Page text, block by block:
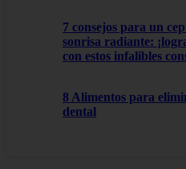
7 consejos para un
sonrisa radiante:
con estos infalibles
8 Alimentos para
dental